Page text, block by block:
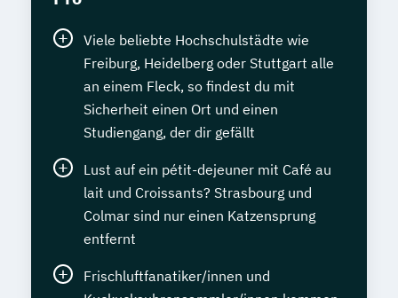
Viele beliebte Hochschulstädte wie
Freiburg, Heidelberg oder Stuttgart alle
an einem Fleck, so findest du mit
Sicherheit einen Ort und einen
Studiengang, der dir gefällt
Lust auf ein pétit-dejeuner mit Café au
lait und Croissants? Strasbourg und
Colmar sind nur einen Katzensprung
entfernt
Frischluftfanatiker/innen und